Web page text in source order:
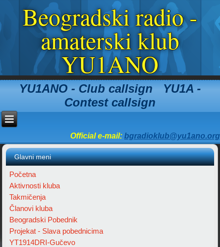
Beogradski radio -
amaterski klub
YU1ANO
YU1ANO - Club callsign YU1A -
Contest callsign
Official e-mail: bgradioklub@yu1ano.org
Glavni meni
Početna
Aktivnosti kluba
Takmičenja
Članovi kluba
Beogradski Pobednik
Projekat - Slava pobednicima
YT1914DRI-Gučevo